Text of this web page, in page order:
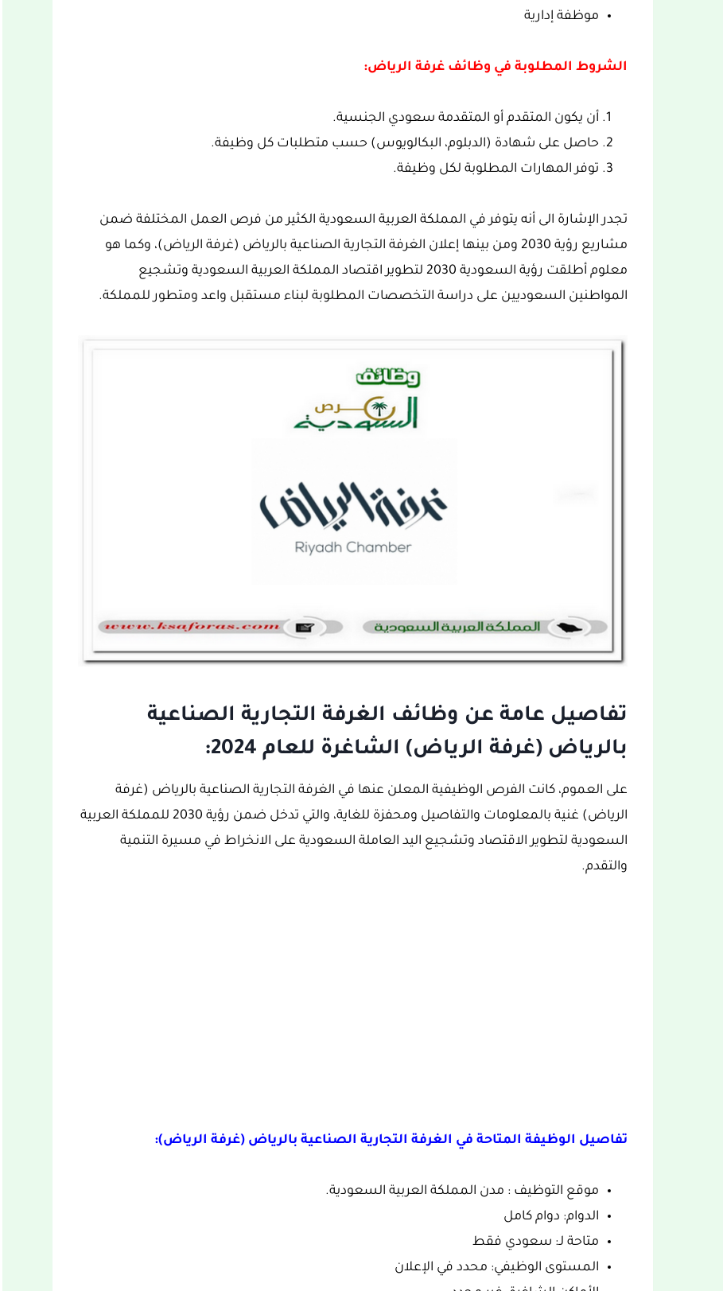
موظفة إدارية
الشروط المطلوبة في وظائف غرفة الرياض:
أن يكون المتقدم أو المتقدمة سعودي الجنسية.
حاصل على شهادة (الدبلوم، البكالويوس) حسب متطلبات كل وظيفة.
توفر المهارات المطلوبة لكل وظيفة.
تجدر الإشارة الى أنه يتوفر في المملكة العربية السعودية الكثير من فرص العمل المختلفة ضمن
مشاريع رؤية 2030 ومن بينها إعلان الغرفة التجارية الصناعية بالرياض (غرفة الرياض)، وكما هو
معلوم أطلقت رؤية السعودية 2030 لتطوير اقتصاد المملكة العربية السعودية وتشجيع
المواطنين السعوديين على دراسة التخصصات المطلوبة لبناء مستقبل واعد ومتطور للمملكة.
تفاصيل عامة عن وظائف الغرفة التجارية الصناعية
بالرياض (غرفة الرياض) الشاغرة للعام 2024:
على العموم، كانت الفرص الوظيفية المعلن عنها في الغرفة التجارية الصناعية بالرياض (غرفة
الرياض) غنية بالمعلومات والتفاصيل ومحفزة للغاية، والتي تدخل ضمن رؤية 2030 للمملكة العربية
السعودية لتطوير الاقتصاد وتشجيع اليد العاملة السعودية على الانخراط في مسيرة التنمية
والتقدم.
تفاصيل الوظيفة المتاحة في الغرفة التجارية الصناعية بالرياض (غرفة الرياض):
موقع التوظيف : مدن المملكة العربية السعودية.
الدوام: دوام كامل
متاحة لـ: سعودي فقط
المستوى الوظيفي: محدد في الإعلان